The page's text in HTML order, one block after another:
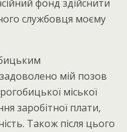
фонд здійснити
службовця моєму
мій позов
міської
заробітної плати,
Також після цього